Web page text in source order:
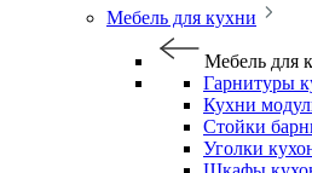
Мебель для кухни
Мебель для
Гарнитуры
Кухни
Стойки
Уголки